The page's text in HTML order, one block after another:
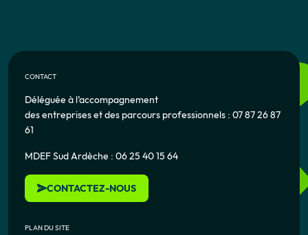
CONTACT
Déléguée à l’accompagnement
des entreprises et des parcours professionnels : 07 87 26 87
61
MDEF Sud Ardèche : 06 25 40 15 64
CONTACTEZ-NOUS
PLAN DU SITE